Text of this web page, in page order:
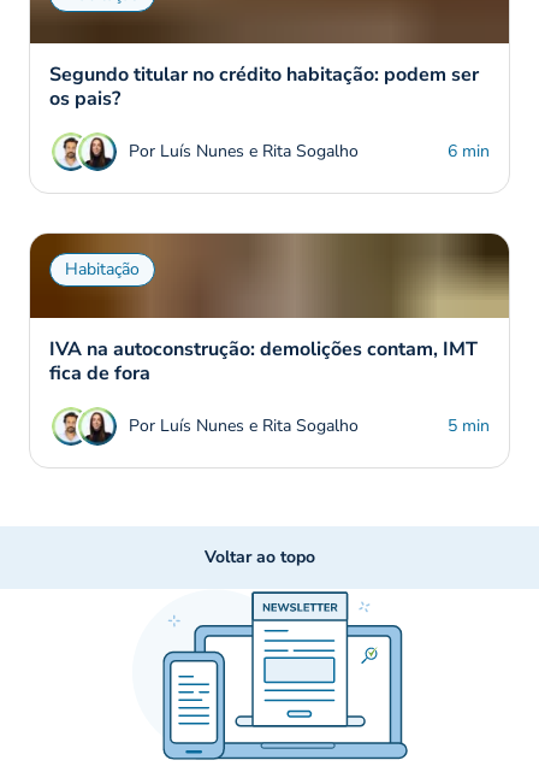
Segundo titular no crédito habitação: podem ser
os pais?
Por Luís Nunes e Rita Sogalho 6 min
Habitação
IVA na autoconstrução: demolições contam, IMT
fica de fora
Por Luís Nunes e Rita Sogalho 5 min
Voltar ao topo